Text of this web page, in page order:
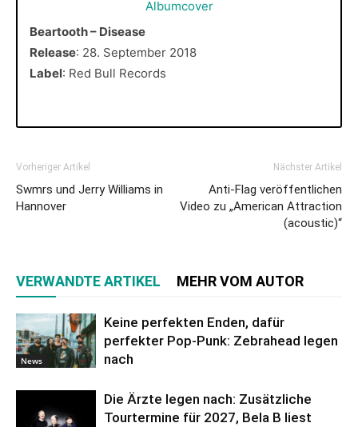
Beartooth – Disease
Release: 28. September 2018
Label: Red Bull Records
Vorheriger Artikel
Swmrs und Jerry Williams in
Hannover
Nächster Artikel
Anti-Flag veröffentlichen
Video zu „American Attraction
(acoustic)“
VERWANDTE ARTIKEL MEHR VOM AUTOR
News
Keine perfekten Enden, dafür
perfekter Pop-Punk: Zebrahead legen
nach
Die Ärzte legen nach: Zusätzliche
Tourtermine für 2027, Bela B liest